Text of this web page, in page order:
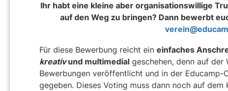
Ihr habt eine kleine aber organisationswillige
auf den Weg zu bringen? Dann bewerbt
Für diese Bewerbung reicht ein einfaches
kreativund multimedial geschehen, denn auf der
Bewerbungen veröffentlicht und in der Educamp-
gegeben. Dieses Voting muss dann noch auf dem